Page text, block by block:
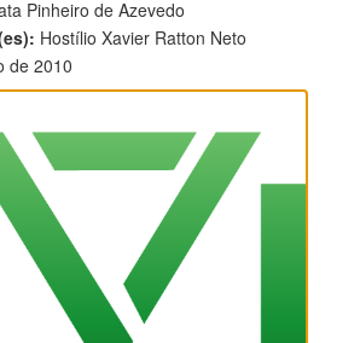
Pinheiro de Azevedo
Hostílio Xavier Ratton Neto
de 2010